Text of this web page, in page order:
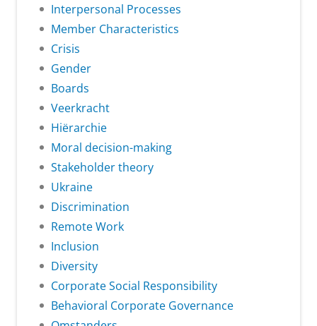
Interpersonal Processes
Member Characteristics
Crisis
Gender
Boards
Veerkracht
Hiërarchie
Moral decision-making
Stakeholder theory
Ukraine
Discrimination
Remote Work
Inclusion
Diversity
Corporate Social Responsibility
Behavioral Corporate Governance